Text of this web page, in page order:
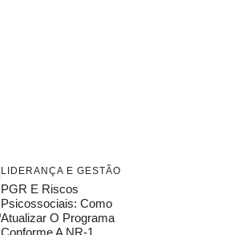
LIDERANÇA E GESTÃO
PGR E Riscos
Psicossociais: Como
Atualizar O Programa
Conforme A NR-1